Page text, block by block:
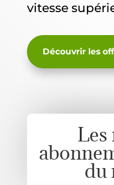
vitesse
Découvrir les
Les
du